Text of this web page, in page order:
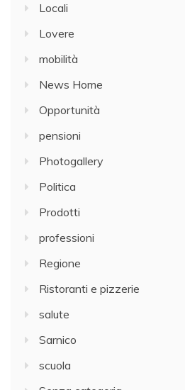
Locali
Lovere
mobilità
News Home
Opportunità
pensioni
Photogallery
Politica
Prodotti
professioni
Regione
Ristoranti e pizzerie
salute
Sarnico
scuola